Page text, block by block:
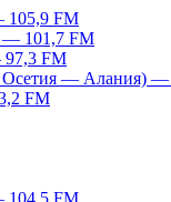
105,9 FM
— 101,7 FM
FM
Осетия — Алания)
FM
104,5 FM